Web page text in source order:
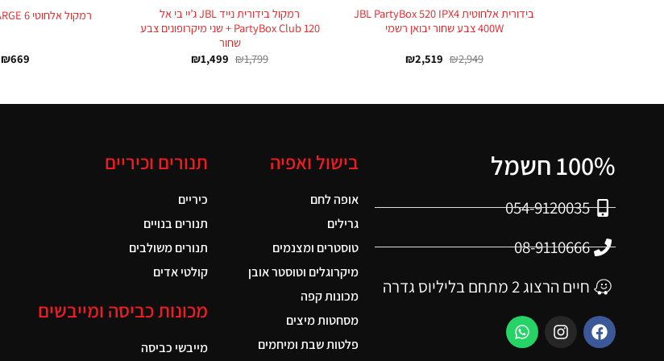
בידורית אלחוטית JBL PartyBox 520 IPX4
400W צבע שחור יבואן רשמי
₪2,949
₪2,519
רמקול בידורית נייד JBL ג’יי בי אל
PartyBox Club 120 + שני מיקרופונים צבע
שחור
₪1,799
₪1,499
רמקול אלחוטי JBL CHARGE 6 כחול
₪669
100% חשמל
054-9120035
08-9110666
חיים הרצוג 2 מתחם בליליוס גדרה
בישול ואפיה
אופה לחם
גרילים
טוסטרים ומצנמים
מיקרוגלים וטוסטר אובן
מכונות קפה
מסחטות מיצים
פלטות שבת ומיחמים
תנורים וכיריים
כיריים
תנורים בנויים
תנורים משולבים
קולטי אדים
מכונות כביסה ומייבשים
מייבשי כביסה